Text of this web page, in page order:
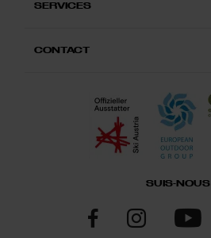
SERVICES
CONTACT
SUIS-NOUS